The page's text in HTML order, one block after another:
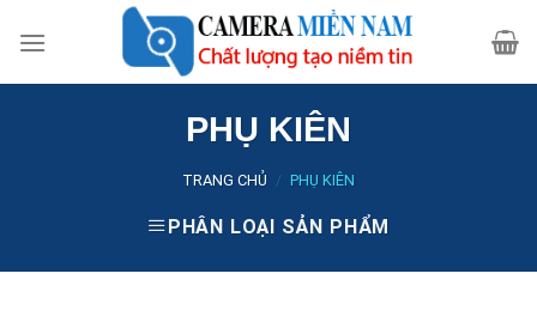
PHỤ KIÊN
TRANG CHỦ / PHỤ KIÊN
PHÂN LOẠI SẢN PHẨM